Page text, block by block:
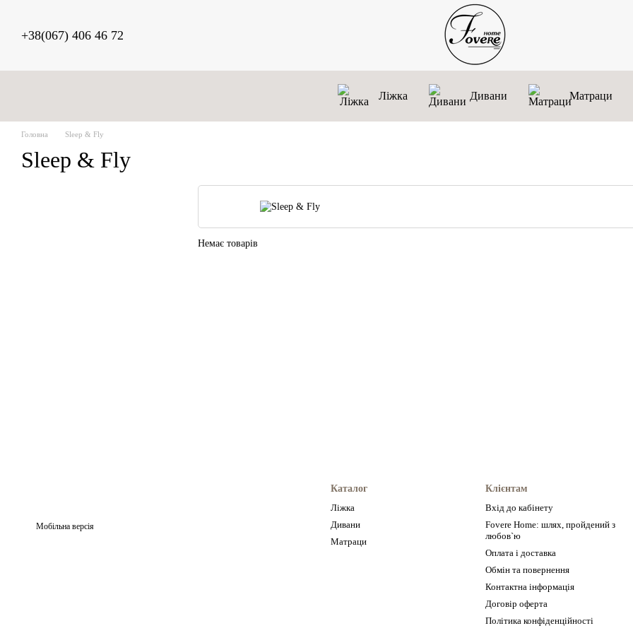
+38(067) 406 46 72
Ліжка Дивани Матраци
Головна Sleep & Fly
Sleep & Fly
Немає товарів
Мобільна версія
Каталог
Ліжка
Дивани
Матраци
Клієнтам
Вхід до кабінету
Fovere Home: шлях, пройдений з
любов`ю
Оплата і доставка
Обмін та повернення
Контактна інформація
Договір оферта
Політика конфіденційності